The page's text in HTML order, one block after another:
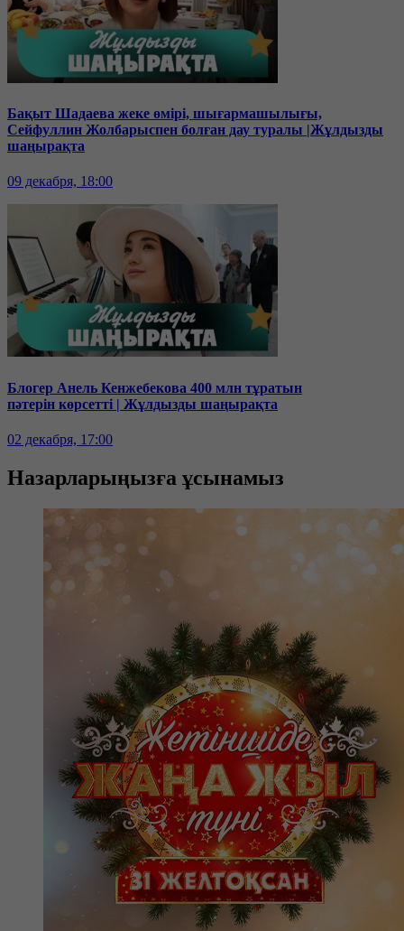
Бақыт Шадаева жеке өмірі, шығармашылығы,
Сейфуллин Жолбарыспен болған дау туралы |Жұлдызды
шаңырақта
09 декабря, 18:00
Блогер Анель Кенжебекова 400 млн тұратын
пәтерін көрсетті | Жұлдызды шаңырақта
02 декабря, 17:00
Назарларыңызға ұсынамыз